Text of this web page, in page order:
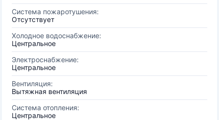
Система пожаротушения:
Отсутствует
Холодное водоснабжение:
Центральное
Электроснабжение:
Центральное
Вентиляция:
Вытяжная вентиляция
Система отопления:
Центральное